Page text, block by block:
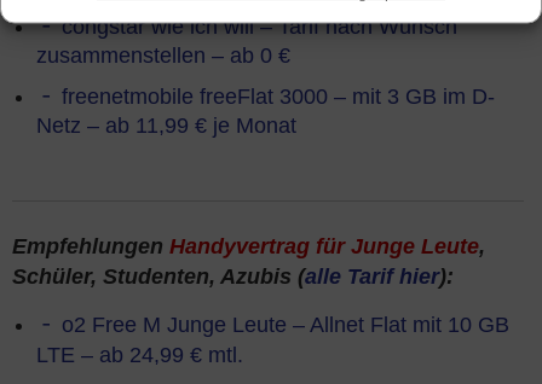
congstar wie ich will – Tarif nach Wunsch
zusammenstellen – ab 0 €
freenetmobile freeFlat 3000 – mit 3 GB im D-
Netz – ab 11,99 € je Monat
Empfehlungen Handyvertrag für Junge Leute,
Schüler, Studenten, Azubis (alle Tarif hier):
o2 Free M Junge Leute – Allnet Flat mit 10 GB
LTE – ab 24,99 € mtl.